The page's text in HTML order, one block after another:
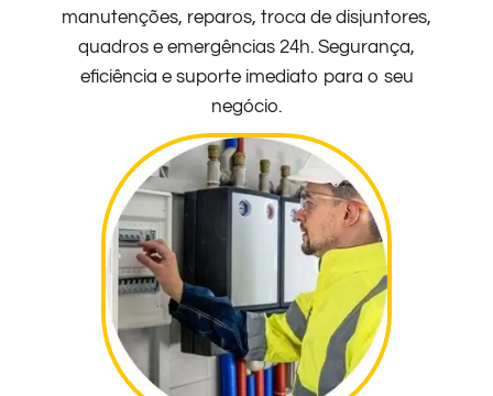
manutenções, reparos, troca de disjuntores,
quadros e emergências 24h. Segurança,
eficiência e suporte imediato para o seu
negócio.